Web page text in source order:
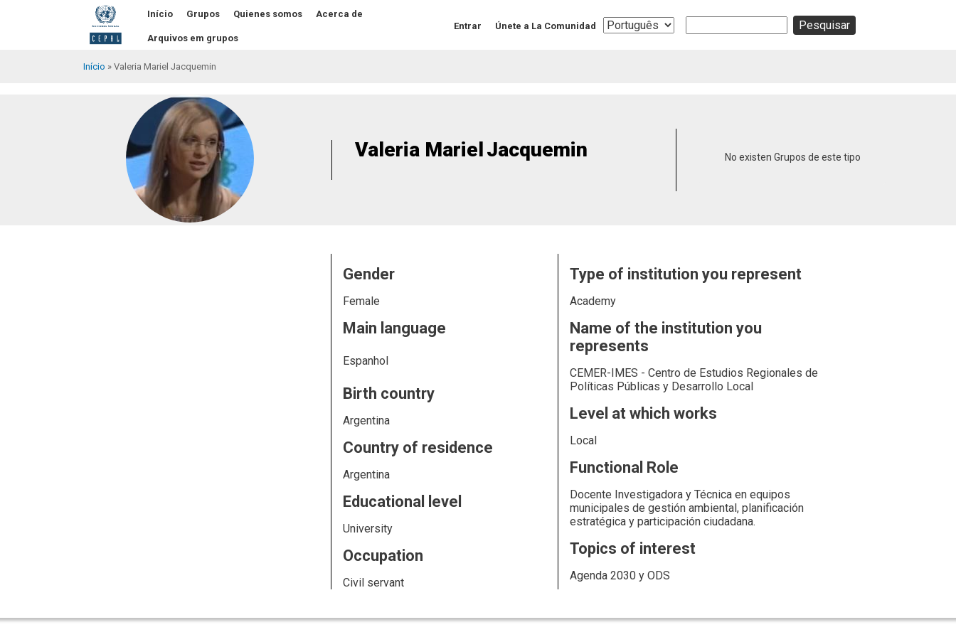
Início Grupos Quienes somos Acerca de
Arquivos em grupos
Entrar Únete a La Comunidad
Select
your
navegação
Início Valeria Mariel Jacquemin
Valeria MarielJacquemin No existen Grupos de este tipo
Gender
Female
Main language
Espanhol
Birth country
Argentina
Country of residence
Argentina
Educational level
University
Occupation
Civil servant
Type of institution you represent
Academy
Name of the institution you
represents
CEMER-IMES - Centro de Estudios Regionales de
Políticas Públicas y Desarrollo Local
Level at which works
Local
Functional Role
Docente Investigadora y Técnica en equipos
municipales de gestión ambiental, planificación
estratégica y participación ciudadana.
Topics of interest
Agenda 2030 y ODS